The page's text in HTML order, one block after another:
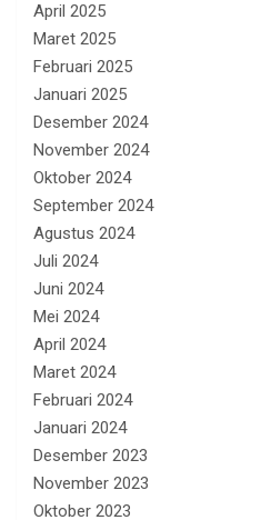
April 2025
Maret 2025
Februari 2025
Januari 2025
Desember 2024
November 2024
Oktober 2024
September 2024
Agustus 2024
Juli 2024
Juni 2024
Mei 2024
April 2024
Maret 2024
Februari 2024
Januari 2024
Desember 2023
November 2023
Oktober 2023